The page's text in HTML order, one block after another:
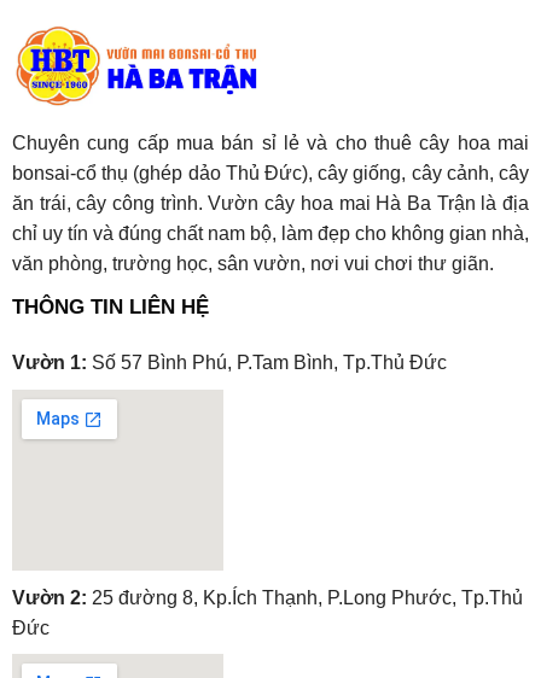
Chuyên cung cấp mua bán sỉ lẻ và cho thuê cây hoa mai
bonsai-cổ thụ (ghép dảo Thủ Đức), cây giống, cây cảnh, cây
ăn trái, cây công trình. Vườn cây hoa mai Hà Ba Trận là địa
chỉ uy tín và đúng chất nam bộ, làm đẹp cho không gian nhà,
văn phòng, trường học, sân vườn, nơi vui chơi thư giãn.
THÔNG TIN LIÊN HỆ
Vườn 1: Số 57 Bình Phú, P.Tam Bình, Tp.Thủ Đức
embedgooglemap.net
Vườn 2: 25 đường 8, Kp.Ích Thạnh, P.Long Phước, Tp.Thủ
Đức